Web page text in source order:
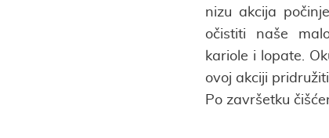
nizu akcija
očistiti naše
kariole i lopate.
ovoj akciji
Po završetku